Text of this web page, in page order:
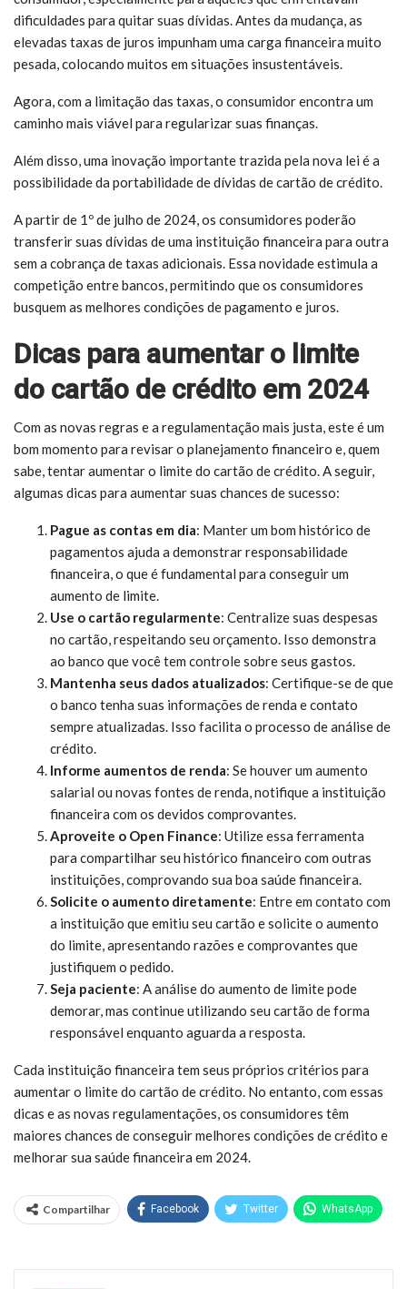
dificuldades para quitar suas dívidas. Antes da mudança, as
elevadas taxas de juros impunham uma carga financeira muito
pesada, colocando muitos em situações insustentáveis.
Agora, com a limitação das taxas, o consumidor encontra um
caminho mais viável para regularizar suas finanças.
Além disso, uma inovação importante trazida pela nova lei é a
possibilidade da portabilidade de dívidas de cartão de crédito.
A partir de 1º de julho de 2024, os consumidores poderão
transferir suas dívidas de uma instituição financeira para outra
sem a cobrança de taxas adicionais. Essa novidade estimula a
competição entre bancos, permitindo que os consumidores
busquem as melhores condições de pagamento e juros.
Dicas para aumentar o limite
do cartão de crédito em 2024
Com as novas regras e a regulamentação mais justa, este é um
bom momento para revisar o planejamento financeiro e, quem
sabe, tentar aumentar o limite do cartão de crédito. A seguir,
algumas dicas para aumentar suas chances de sucesso:
Pague as contas em dia: Manter um bom histórico de
pagamentos ajuda a demonstrar responsabilidade
financeira, o que é fundamental para conseguir um
aumento de limite.
Use o cartão regularmente: Centralize suas despesas
no cartão, respeitando seu orçamento. Isso demonstra
ao banco que você tem controle sobre seus gastos.
Mantenha seus dados atualizados: Certifique-se de que
o banco tenha suas informações de renda e contato
sempre atualizadas. Isso facilita o processo de análise de
crédito.
Informe aumentos de renda: Se houver um aumento
salarial ou novas fontes de renda, notifique a instituição
financeira com os devidos comprovantes.
Aproveite o Open Finance: Utilize essa ferramenta
para compartilhar seu histórico financeiro com outras
instituições, comprovando sua boa saúde financeira.
Solicite o aumento diretamente: Entre em contato com
a instituição que emitiu seu cartão e solicite o aumento
do limite, apresentando razões e comprovantes que
justifiquem o pedido.
Seja paciente: A análise do aumento de limite pode
demorar, mas continue utilizando seu cartão de forma
responsável enquanto aguarda a resposta.
Cada instituição financeira tem seus próprios critérios para
aumentar o limite do cartão de crédito. No entanto, com essas
dicas e as novas regulamentações, os consumidores têm
maiores chances de conseguir melhores condições de crédito e
melhorar sua saúde financeira em 2024.
Compartilhar Facebook Twitter WhatsApp